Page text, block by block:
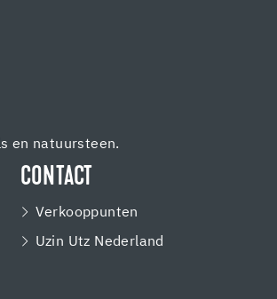
en natuursteen.
CONTACT
Verkooppunten
Uzin Utz Nederland